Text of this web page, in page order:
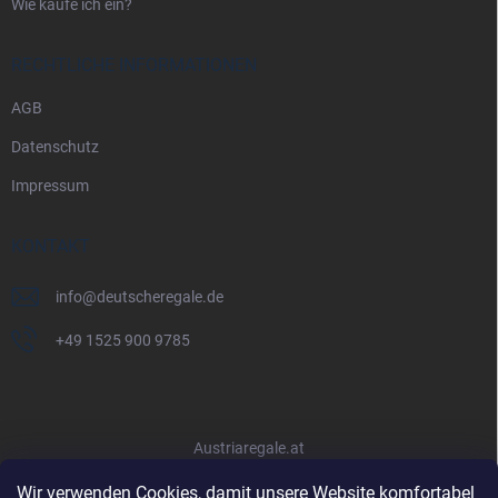
Wir verwenden Cookies, damit unsere Website komfortabel
Wie kaufe ich ein?
RECHTLICHE INFORMATIONEN
AGB
Datenschutz
Impressum
KONTAKT
info@deutscheregale.de
+49 1525 900 9785
Austriaregale.at